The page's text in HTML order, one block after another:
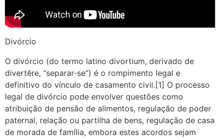
Divórcio
O divórcio (do termo latino divortium, derivado de
divertĕre, “separar-se”) é o rompimento legal e
definitivo do vínculo de casamento civil.[1] O processo
legal de divórcio pode envolver questões como
atribuição de pensão de alimentos, regulação de poder
paternal, relação ou partilha de bens, regulação de casa
de morada de família, embora estes acordos sejam